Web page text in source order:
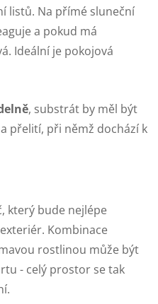
listů. Na přímé sluneční
a pokud má
Ideální je pokojová
, substrát by měl být
přelití, při němž dochází k
který bude nejlépe
Kombinace
rostlinou může být
- celý prostor se tak